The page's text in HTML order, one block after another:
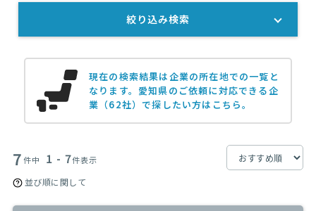
現在の検索結果は企業の所在地での一覧と
なります。 愛知県のご依頼に対応できる企
業（62社）で探したい方はこちら。
7件中 1 - 7件表示
並び順に関して
絞り込み検索